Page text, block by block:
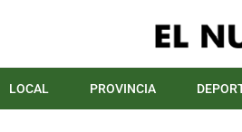
LOCAL PROVINCIA